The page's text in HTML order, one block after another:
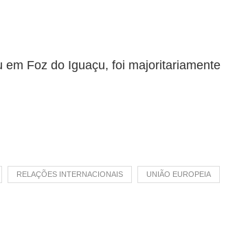
Foz do Iguaçu, foi majoritariamente
RELAÇÕES INTERNACIONAIS UNIÃO EUROPEIA